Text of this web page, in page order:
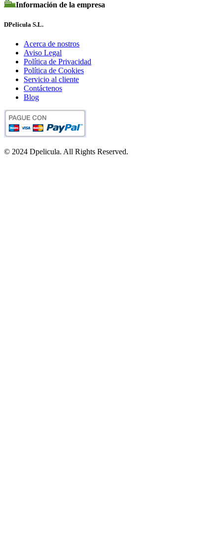
Información de la empresa
DPelicula S.L.
Acerca de nostros
Aviso Legal
Política de Privacidad
Política de Cookies
Servicio al cliente
Contáctenos
Blog
© 2024 Dpelicula. All Rights Reserved.